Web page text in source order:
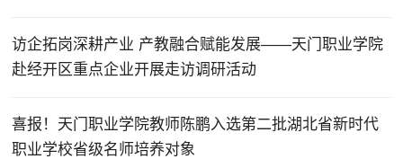
访企拓岗深耕产业 产教融合赋能发展——天门职业学院
赴经开区重点企业开展走访调研活动
喜报！天门职业学院教师陈鹏入选第二批湖北省新时代
职业学校省级名师培养对象